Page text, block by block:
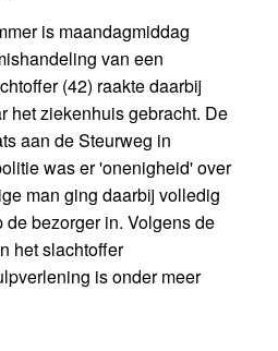
is maandagmiddag
van een
(42) raakte daarbij
het ziekenhuis gebracht. De
aan de Steurweg in
was er 'onenigheid' over
man ging daarbij volledig
bezorger in. Volgens de
het slachtoffer
is onder meer